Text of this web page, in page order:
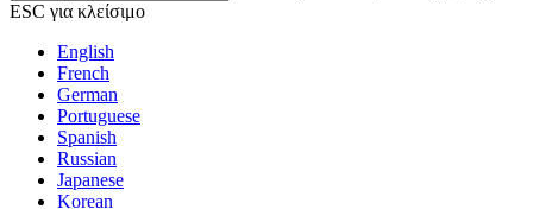
ESC για κλείσιμο
English
French
German
Portuguese
Spanish
Russian
Japanese
Korean